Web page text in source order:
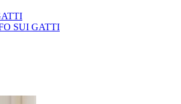
SUI GATTI